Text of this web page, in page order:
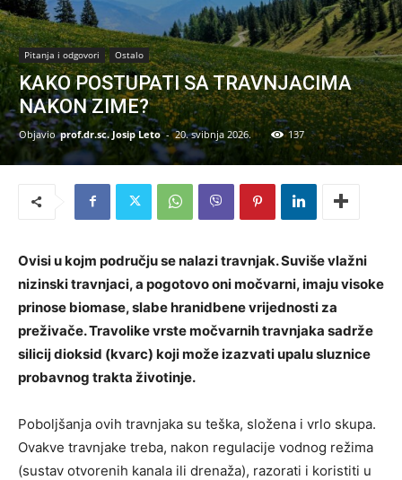
Pitanja i odgovori Ostalo
KAKO POSTUPATI SA TRAVNJACIMA
NAKON ZIME?
Objavio prof.dr.sc. Josip Leto - 20. svibnja 2026. 137
Ovisi u kojm području se nalazi travnjak. Suviše vlažni
nizinski travnjaci, a pogotovo oni močvarni, imaju visoke
prinose biomase, slabe hranidbene vrijednosti za
preživače. Travolike vrste močvarnih travnjaka sadrže
silicij dioksid (kvarc) koji može izazvati upalu sluznice
probavnog trakta životinje.
Poboljšanja ovih travnjaka su teška, složena i vrlo skupa.
Ovakve travnjake treba, nakon regulacije vodnog režima
(sustav otvorenih kanala ili drenaža), razorati i koristiti u